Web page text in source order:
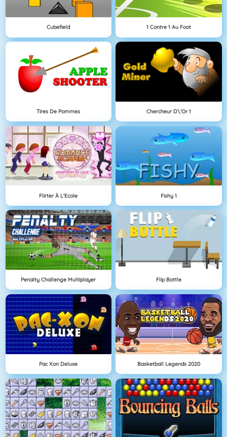
Cubefield 1 Contre 1 Au Foot
Tires De Pommes Chercheur D\'Or 1
Flirter À L'Ecole Fishy 1
Penalty Challenge Multiplayer Flip Bottle
Pac Xon Deluxe Basketball Legends 2020